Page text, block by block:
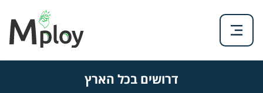
דרושים בכל הארץ